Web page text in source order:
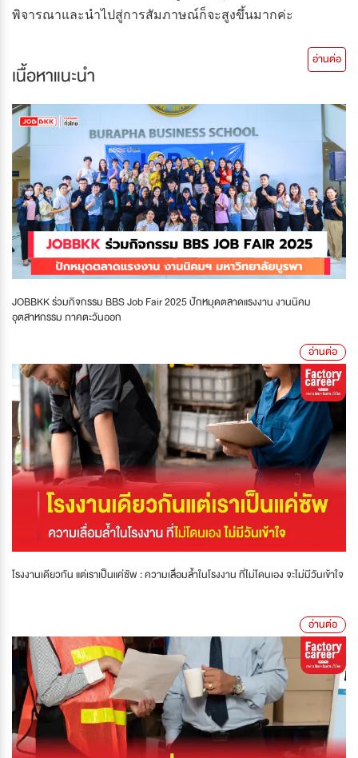
พิจารณาและนำไปสู่การสัมภาษณ์ก็จะสูงขึ้นมากค่ะ
เนื้อหาแนะนำ
อ่านต่อ
JOBBKK ร่วมกิจกรรม BBS Job Fair 2025 ปักหมุดตลาดแรงงาน งานนิคม
อุตสาหกรรม ภาคตะวันออก
อ่านต่อ
โรงงานเดียวกัน แต่เราเป็นแค่ซัพ : ความเลื่อมล้ำในโรงงาน ที่ไม่โดนเอง จะไม่มีวันเข้าใจ
อ่านต่อ